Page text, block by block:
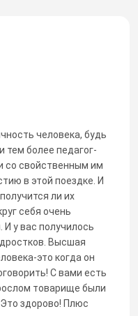
человека, будь
тем более педагог-
со свойственным им
в этой поездке. И
ли их
себя очень
у вас получилось
Высшая
это когда он
С вами есть
товарище были
здорово! Плюс